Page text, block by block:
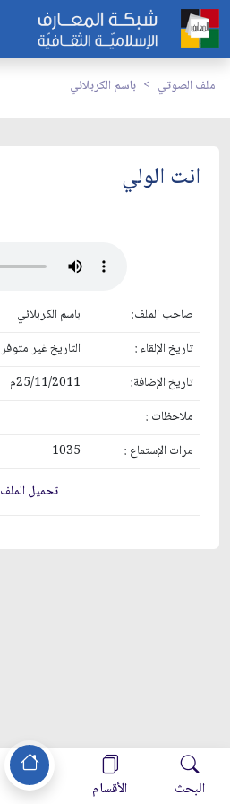
ملف الصوتي باسم الكربلائي
انت الولي
صاحب الملف:
باسم الكربلائي
تاريخ الإلقاء :
التاريخ غير متوفر29/12/1432هـ
تاريخ الإضافة:
25/11/2011م
ملاحظات :
مرات الإستماع :
1035
تحميل الملف
البحث الأقسام